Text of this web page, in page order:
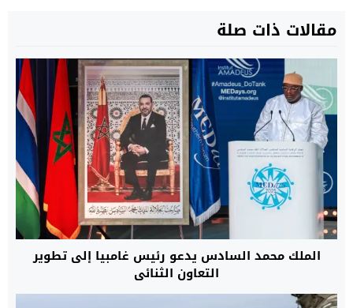
مقالات ذات صلة
الملك محمد السادس يدعو رئيس غامبيا إلى تطوير
التعاون الثنائي